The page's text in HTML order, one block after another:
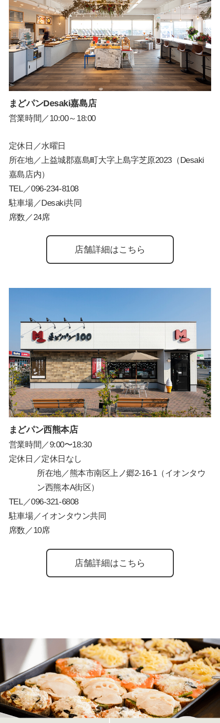
まどパンDesaki嘉島店
営業時間／10:00～18:00
定休日／水曜日
所在地／上益城郡嘉島町大字上島字芝原2023（Desaki
嘉島店内）
TEL／096-234-8108
駐車場／Desaki共同
席数／24席
店舗詳細はこちら
まどパン西熊本店
営業時間／9:00〜18:30
定休日／定休日なし
所在地／熊本市南区上ノ郷2-16-1（イオンタウ
ン西熊本A街区）
TEL／096-321-6808
駐車場／イオンタウン共同
席数／10席
店舗詳細はこちら